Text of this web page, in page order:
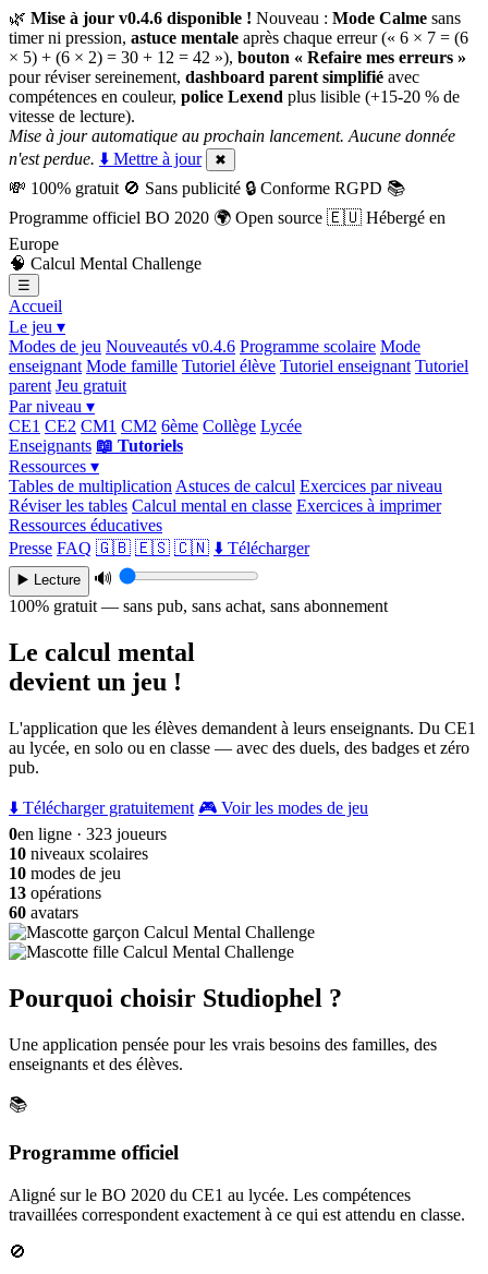
🌿 Mise à jour v0.4.6 disponible ! Nouveau : Mode Calme sans
timer ni pression, astuce mentale après chaque erreur (« 6 × 7 = (6
× 5) + (6 × 2) = 30 + 12 = 42 »), bouton « Refaire mes erreurs »
pour réviser sereinement, dashboard parent simplifié avec
compétences en couleur, police Lexend plus lisible (+15-20 % de
vitesse de lecture).
Mise à jour automatique au prochain lancement. Aucune donnée
n'est perdue. ⬇️ Mettre à jour ✖
💸 100% gratuit 🚫 Sans publicité 🔒 Conforme RGPD 📚
Programme officiel BO 2020 🌍 Open source 🇪🇺 Hébergé en
Europe
🧠 Calcul Mental Challenge
☰
Accueil
Le jeu ▾
Modes de jeu Nouveautés v0.4.6 Programme scolaire Mode
enseignant Mode famille Tutoriel élève Tutoriel enseignant Tutoriel
parent Jeu gratuit
Par niveau ▾
CE1 CE2 CM1 CM2 6ème Collège Lycée
Enseignants 📖 Tutoriels
Ressources ▾
Tables de multiplication Astuces de calcul Exercices par niveau
Réviser les tables Calcul mental en classe Exercices à imprimer
Ressources éducatives
Presse FAQ 🇬🇧 🇪🇸 🇨🇳 ⬇️ Télécharger
▶️ Lecture
🔊
100% gratuit — sans pub, sans achat, sans abonnement
Le calcul mental
devient un jeu !
L'application que les élèves demandent à leurs enseignants. Du CE1
au lycée, en solo ou en classe — avec des duels, des badges et zéro
pub.
⬇️ Télécharger gratuitement 🎮 Voir les modes de jeu
0en ligne · 323 joueurs
10 niveaux scolaires
10 modes de jeu
13 opérations
60 avatars
Pourquoi choisir Studiophel ?
Une application pensée pour les vrais besoins des familles, des
enseignants et des élèves.
📚
Programme officiel
Aligné sur le BO 2020 du CE1 au lycée. Les compétences
travaillées correspondent exactement à ce qui est attendu en classe.
🚫